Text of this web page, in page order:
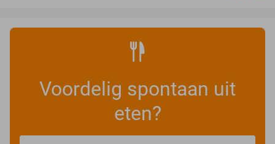
Voordelig spontaan uit
eten?